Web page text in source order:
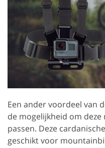
Een ander voordeel van
de mogelijkheid om
passen. Deze
geschikt voor